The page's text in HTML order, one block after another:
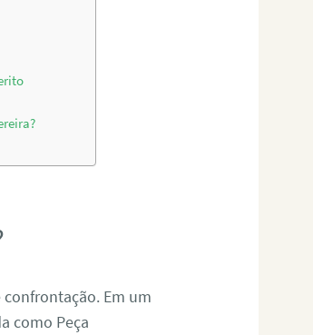
Em um
como Peça